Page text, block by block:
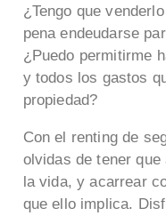
¿Tengo que
pena endeudarse
¿Puedo permitirme
y todos los gastos
propiedad?
Con el renting de
olvidas de tener
la vida, y acarrear
que ello implica.